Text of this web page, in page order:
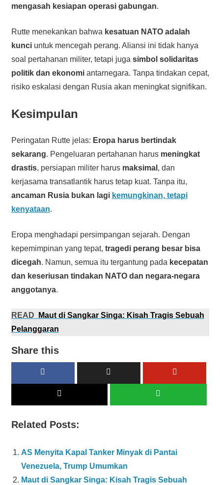
mengasah kesiapan operasi gabungan.
Rutte menekankan bahwa kesatuan NATO adalah
kunciuntuk mencegah perang. Aliansi ini tidak hanya
soal pertahanan militer, tetapi juga simbol solidaritas
politik dan ekonomiantarnegara. Tanpa tindakan cepat,
risiko eskalasi dengan Rusia akan meningkat signifikan.
Kesimpulan
Peringatan Rutte jelas: Eropa harus bertindak
sekarang. Pengeluaran pertahanan harus meningkat
drastis, persiapan militer harus maksimal , dan
kerjasama transatlantik harus tetap kuat. Tanpa itu,
ancaman Rusia bukan lagi kemungkinan, tetapi
kenyataan.
Eropa menghadapi persimpangan sejarah. Dengan
kepemimpinan yang tepat, tragedi perang besar bisa
dicegah. Namun, semua itu tergantung pada kecepatan
dan keseriusan tindakan NATO dan negara-negara
anggotanya.
READ
Maut di Sangkar Singa: Kisah Tragis Sebuah
Pelanggaran
Share this
Related Posts:
AS Menyita Kapal Tanker Minyak di Pantai
Venezuela, Trump Umumkan
Maut di Sangkar Singa: Kisah Tragis Sebuah